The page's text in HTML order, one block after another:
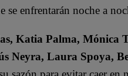
se enfrentarán noche a
Katia Palma, Mónica
Neyra, Laura Spoya,